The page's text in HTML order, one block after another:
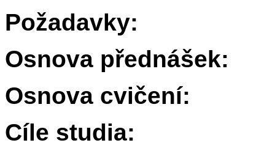
Požadavky:
Osnova přednášek:
Osnova cvičení:
Cíle studia: